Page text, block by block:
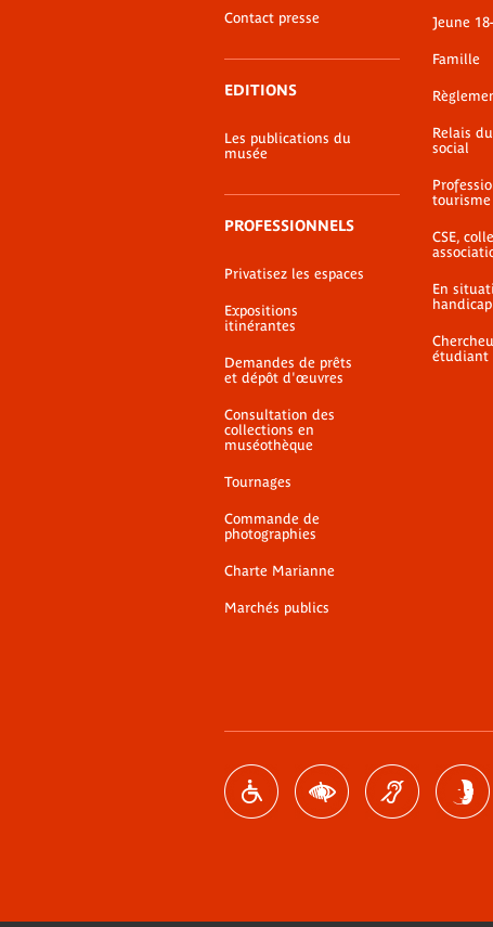
Contact presse
EDITIONS
Les publications du
musée
PROFESSIONNELS
Privatisez les espaces
Expositions
itinérantes
Demandes de prêts
et dépôt d'œuvres
Consultation des
collections en
muséothèque
Tournages
Commande de
photographies
Charte Marianne
Marchés publics
Jeune
Famille
Relais
social
tourisme
CSE,
En
handicap
étudiant